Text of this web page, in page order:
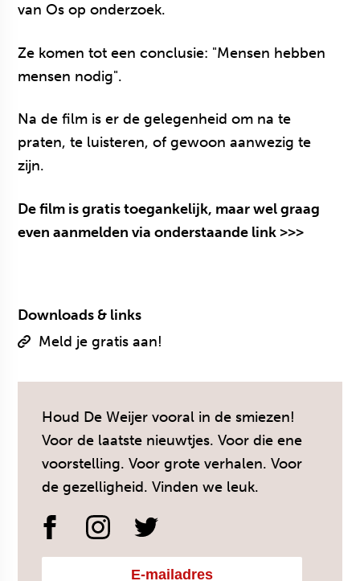
van Os op onderzoek.
Ze komen tot een conclusie: "Mensen hebben
mensen nodig".
Na de film is er de gelegenheid om na te
praten, te luisteren, of gewoon aanwezig te
zijn.
De film is gratis toegankelijk, maar wel graag
even aanmelden via onderstaande link >>>
Downloads & links
Meld je gratis aan!
Houd De Weijer vooral in de smiezen!
Voor de laatste nieuwtjes. Voor die ene
voorstelling. Voor grote verhalen. Voor
de gezelligheid. Vinden we leuk.